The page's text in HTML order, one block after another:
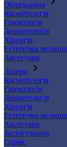
Обладнання
Косметологія
Гінекологія
Дерматологія
Хірургія
Естетична
Аксесуари
Лазери
Косметологія
Гінекологія
Дерматологія
Хірургія
Естетична
Аксесуари
Застосування
Сервіс